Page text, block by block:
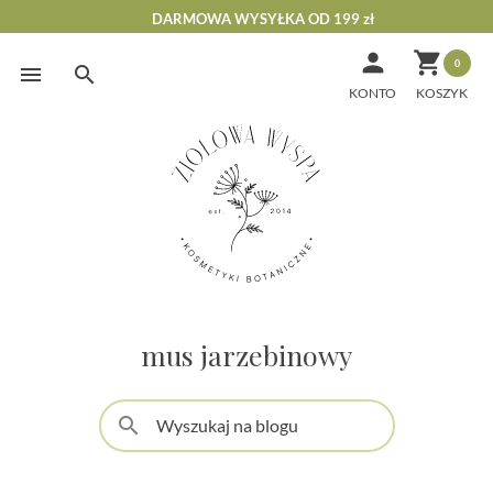
Skip
DARMOWA WYSYŁKA OD 199 zł
 0

KONTO
mus jarzebinowy
search